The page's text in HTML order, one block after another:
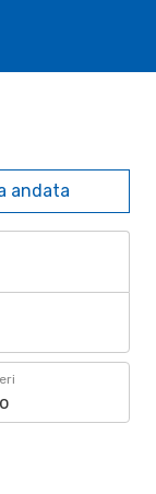
andata